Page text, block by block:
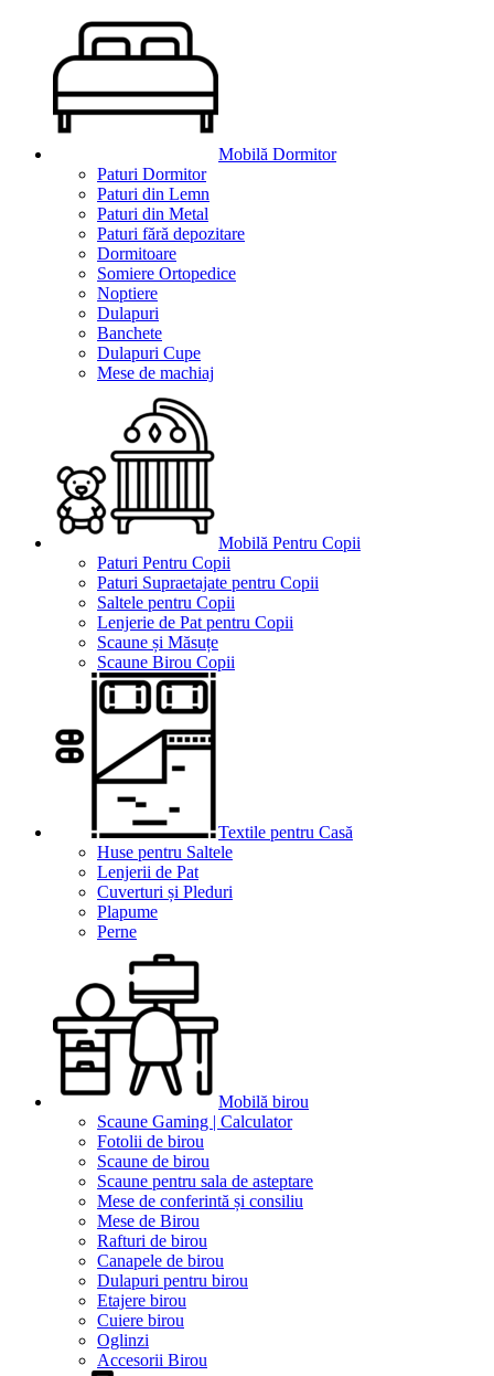
Mobilă Dormitor
Paturi Dormitor
Paturi din Lemn
Paturi din Metal
Paturi fără depozitare
Dormitoare
Somiere Ortopedice
Noptiere
Dulapuri
Banchete
Dulapuri Cupe
Mese de machiaj
Mobilă Pentru Copii
Paturi Pentru Copii
Paturi Supraetajate pentru Copii
Saltele pentru Copii
Lenjerie de Pat pentru Copii
Scaune și Măsuțe
Scaune Birou Copii
Textile pentru Casă
Huse pentru Saltele
Lenjerii de Pat
Cuverturi și Pleduri
Plapume
Perne
Mobilă birou
Scaune Gaming | Calculator
Fotolii de birou
Scaune de birou
Scaune pentru sala de asteptare
Mese de conferintă și consiliu
Mese de Birou
Rafturi de birou
Canapele de birou
Dulapuri pentru birou
Etajere birou
Cuiere birou
Oglinzi
Accesorii Birou